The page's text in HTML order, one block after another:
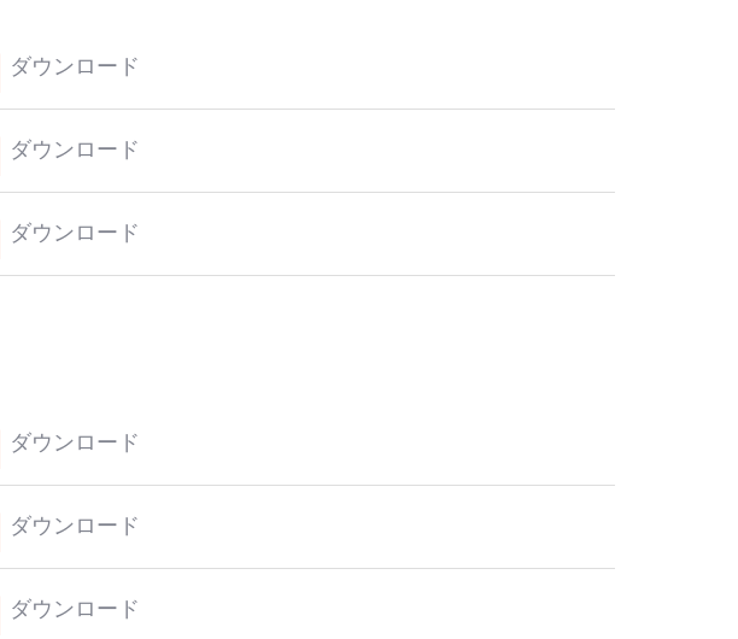
ダウンロード
ダウンロード
ダウンロード
ダウンロード
ダウンロード
ダウンロード